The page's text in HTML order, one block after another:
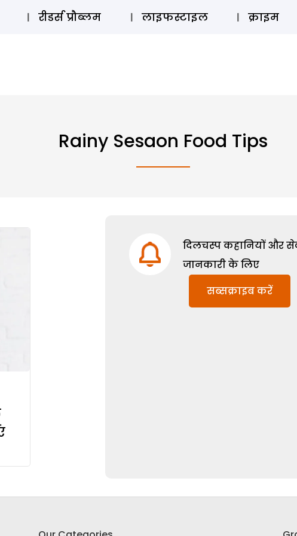
ऑडियो
रीडर्स प्रौब्लम लाइफस्टाइल क्राइम
Rainy Sesaon Food Tips
दिलचस्प कहानियों और
जानकारी के लिए
सब्सक्राइब करें